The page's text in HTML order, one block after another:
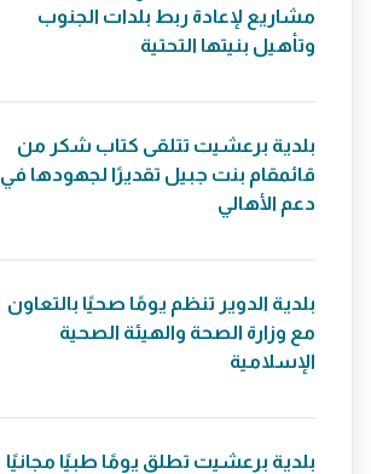
مشاريع لإعادة ربط بلدات الجنوب
وتأهيل بنيتها التحتية
بلدية برعشيت تتلقى كتاب شكر من
قائمقام بنت جبيل تقديرًا لجهودها في
دعم الأهالي
بلدية الدوير تنظم يومًا صحيًا بالتعاون
مع وزارة الصحة والهيئة الصحية
الإسلامية
بلدية برعشيت تطلق يومًا طبيًا مجانيًا